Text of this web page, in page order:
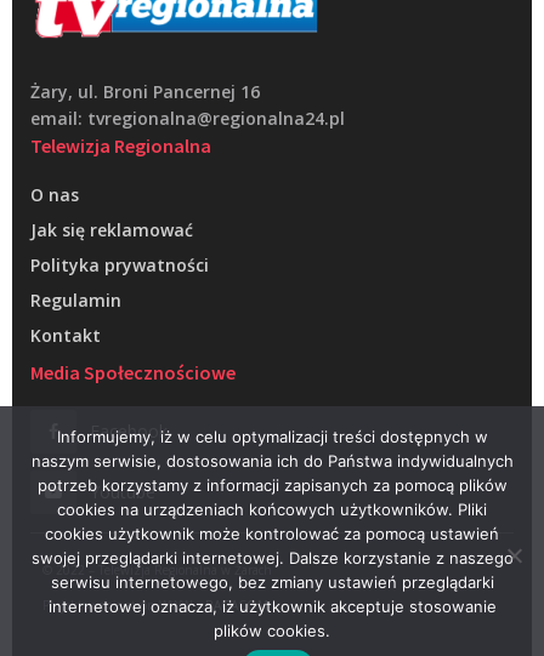
Żary, ul. Broni Pancernej 16
email: tvregionalna@regionalna24.pl
Telewizja Regionalna
O nas
Jak się reklamować
Polityka prywatności
Regulamin
Kontakt
Media Społecznościowe
Facebook
Youtube
© 2022 – Telewizja Regionalna w Żarach
Projektowanie stron WWW –RAGACOM
Informujemy, iż w celu optymalizacji treści dostępnych w
naszym serwisie, dostosowania ich do Państwa indywidualnych
potrzeb korzystamy z informacji zapisanych za pomocą plików
cookies na urządzeniach końcowych użytkowników. Pliki
cookies użytkownik może kontrolować za pomocą ustawień
swojej przeglądarki internetowej. Dalsze korzystanie z naszego
serwisu internetowego, bez zmiany ustawień przeglądarki
internetowej oznacza, iż użytkownik akceptuje stosowanie
plików cookies.